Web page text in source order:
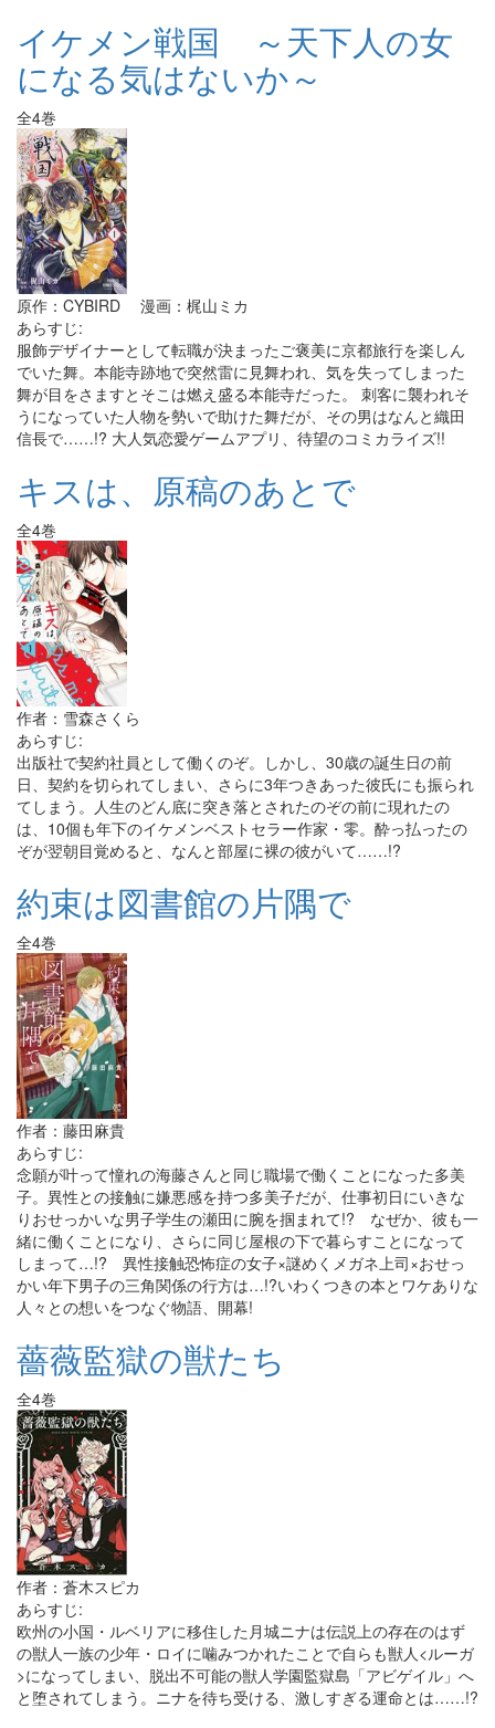
イケメン戦国 ～天下人の女
になる気はないか～
全4巻
原作：CYBIRD 漫画：梶山ミカ
あらすじ:
服飾デザイナーとして転職が決まったご褒美に京都旅行を楽しん
でいた舞。本能寺跡地で突然雷に見舞われ、気を失ってしまった
舞が目をさますとそこは燃え盛る本能寺だった。 刺客に襲われそ
うになっていた人物を勢いで助けた舞だが、その男はなんと織田
信長で……!? 大人気恋愛ゲームアプリ、待望のコミカライズ!!
キスは、原稿のあとで
全4巻
作者：雪森さくら
あらすじ:
出版社で契約社員として働くのぞ。しかし、30歳の誕生日の前
日、契約を切られてしまい、さらに3年つきあった彼氏にも振られ
てしまう。人生のどん底に突き落とされたのぞの前に現れたの
は、10個も年下のイケメンベストセラー作家・零。酔っ払ったの
ぞが翌朝目覚めると、なんと部屋に裸の彼がいて……!?
約束は図書館の片隅で
全4巻
作者：藤田麻貴
あらすじ:
念願が叶って憧れの海藤さんと同じ職場で働くことになった多美
子。異性との接触に嫌悪感を持つ多美子だが、仕事初日にいきな
りおせっかいな男子学生の瀬田に腕を掴まれて!? なぜか、彼も一
緒に働くことになり、さらに同じ屋根の下で暮らすことになって
しまって…!? 異性接触恐怖症の女子×謎めくメガネ上司×おせっ
かい年下男子の三角関係の行方は…!?いわくつきの本とワケありな
人々との想いをつなぐ物語、開幕!
薔薇監獄の獣たち
全4巻
作者：蒼木スピカ
あらすじ:
欧州の小国・ルベリアに移住した月城ニナは伝説上の存在のはず
の獣人一族の少年・ロイに噛みつかれたことで自らも獣人<ルーガ
>になってしまい、脱出不可能の獣人学園監獄島「アビゲイル」へ
と堕されてしまう。ニナを待ち受ける、激しすぎる運命とは……!?